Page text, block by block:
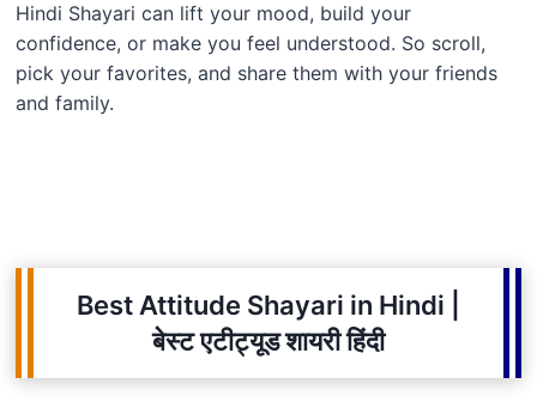
Hindi Shayari can lift your mood, build your
confidence, or make you feel understood. So scroll,
pick your favorites, and share them with your friends
and family.
Best Attitude Shayari in Hindi |
बेस्ट एटीट्यूड शायरी हिंदी